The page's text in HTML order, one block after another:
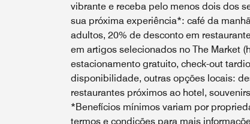
vibrante e receba pelo menos dois dos
sua próxima experiência*: café da
adultos, 20% de desconto em
em artigos selecionados no The Market
estacionamento gratuito, check-out
disponibilidade, outras opções locais:
restaurantes próximos ao hotel,
*Benefícios mínimos variam por
termos e condições para mais